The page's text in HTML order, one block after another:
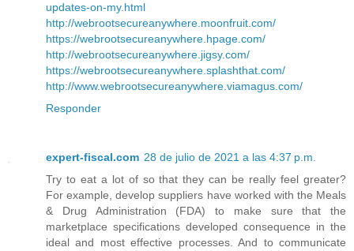
updates-on-my.html
http://webrootsecureanywhere.moonfruit.com/
https://webrootsecureanywhere.hpage.com/
http://webrootsecureanywhere.jigsy.com/
https://webrootsecureanywhere.splashthat.com/
http://www.webrootsecureanywhere.viamagus.com/
Responder
expert-fiscal.com 28 de julio de 2021 a las 4:37 p.m.
Try to eat a lot of so that they can be really feel greater?
For example, develop suppliers have worked with the Meals
& Drug Administration (FDA) to make sure that the
marketplace specifications developed consequence in the
ideal and most effective processes. And to communicate